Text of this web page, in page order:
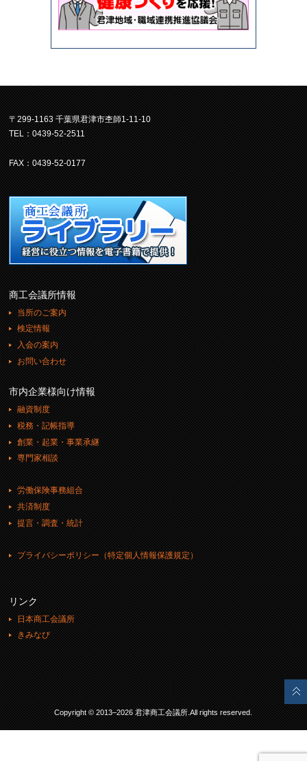
〒299-1163 千葉県君津市杢師1-11-10
TEL：0439-52-2511
FAX：0439-52-0177
商工会議所情報
当所のご案内
検定情報
入会の案内
お問い合わせ
市内企業様向け情報
融資制度
税務・記帳指導
創業・起業・事業承継
専門家相談
労働保険事務組合
共済制度
提言・調査・統計
プライバシーポリシー（特定個人情報保護規定）
リンク
日本商工会議所
きみなび
Copyright © 2013–2026 君津商工会議所.All rights reserved.